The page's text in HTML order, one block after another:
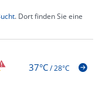
. Dort finden Sie eine
37°C/28°C